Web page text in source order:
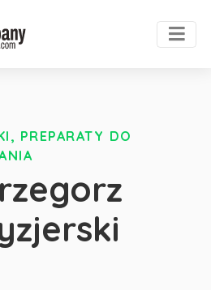
PREPARATY DO